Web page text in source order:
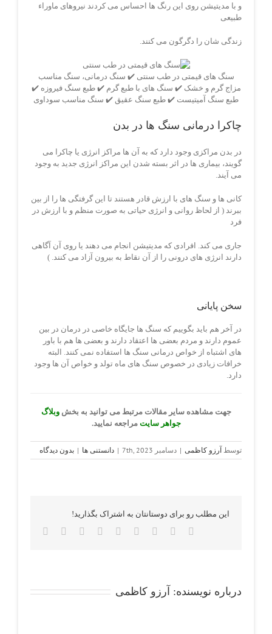
و با مدیتیشن روی این رنگ ها احساس می کردند نیروهای ماوراء
طبیعی
زندگی شان را دگرگون می کنند.
سنگ های قیمتی در طب سنتی ✔️ سنگ درمانی، سنگ مناسب
مزاج گرم و خشک ✔️ سنگ های با طبع گرم ✔️ طبع سنگ فیروزه ✔️
طبع سنگ آمیتیست ✔️ طبع سنگ عقیق ✔️ سنگ مناسب سوداوی
چاکرا درمانی سنگ ها در بدن
در بدن مراکزی وجود دارد که به آن ها مراکز انرژی یا چاکرا می
گویند، بیماری ها در اثر بسته شدن این مراکز انرژی جدید به وجود
می آیند.
کانی ها و سنگ های با ارزش قادر هستند تا این گرفتگی ها را از بین
ببرند ( از لحاظ روانی و انرژی حیاتی به صورت منظم و با ارزش در
فرد
جاری می کند. افرادی که مدیتیشن انجام می دهند یا روی آن آگاهی
دارند انرژی های درونی را از آن نقاط به بیرون آزاد می کنند. )
سخن پایانی
در آخر هم باید بگوییم که سنگ ها جایگاه خاصی در درمان در بین
عموم دارند و مردم بعضی ها اعتقاد دارند و بعضی ها هم با باور
های اشتباه از خواص درمانی سنگ ها استفاده نمی کنند. البته
خرافات زیادی در خصوص سنگ های ماه تولد و خواص آن ها وجود
دارد.
جهت مشاهده سایر مقالات مرتبط می توانید به بخشوبلاگ
جواهر سایت مراجعه نمایید.
توسط آرزو کاظمی | دسامبر 7th, 2023 | دانستنی ها | بدون دیدگاه
این مطلب رو برای دوستانتان به اشتراک بگذارید!
Facebook
Twitter
LinkedIn
Reddit
Whatsapp
Tumblr
Pinterest
درباره نویسنده: آرزو کاظمی